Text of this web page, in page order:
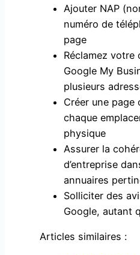
Ajouter NAP
numéro de
page
Réclamez votre
Google My
plusieurs
Créer une page
chaque
physique
Assurer la
d’entreprise
annuaires
Solliciter des
Google, autant
Articles similaires :